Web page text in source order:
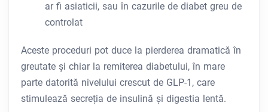
ar fi asiaticii, sau în cazurile de diabet greu de
controlat
Aceste proceduri pot duce la pierderea dramatică în
greutate și chiar la remiterea diabetului, în mare
parte datorită nivelului crescut de GLP-1, care
stimulează secreția de insulină și digestia lentă.